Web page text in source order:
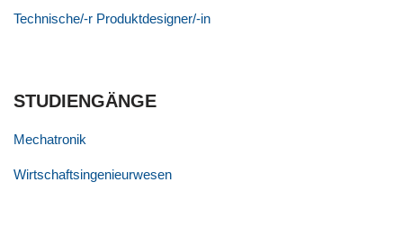
Technische/-r Produktdesigner/-in
STUDIENGÄNGE
Mechatronik
Wirtschaftsingenieurwesen